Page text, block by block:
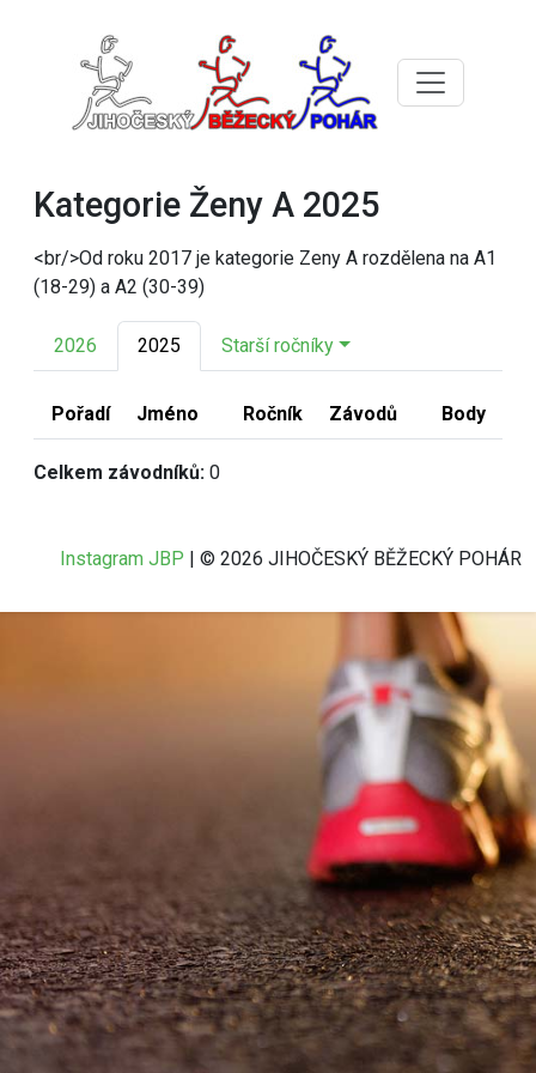
Kategorie Ženy A 2025
<br/>Od roku 2017 je kategorie Zeny A rozdělena na A1
(18-29) a A2 (30-39)
2026 2025 Starší ročníky
Pořadí Jméno Ročník Závodů Body
Celkem závodníků: 0
Instagram JBP | © 2026 JIHOČESKÝ BĚŽECKÝ POHÁR